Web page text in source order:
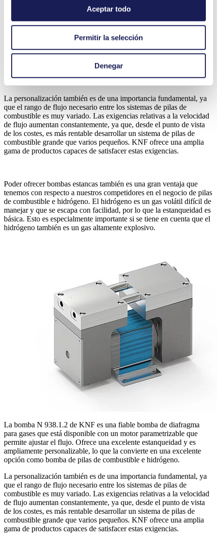
Aceptar todo
Permitir la selección
Denegar
La velocidad de flujo variable es fundamental en el caso de las
bombas de gas utilizadas en estas aplicaciones, ya que los sistemas
de pilas de combustible requieren un flujo preciso de gas natural
hidrógeno a la pila. Las bombas de los sistemas de pilas de
combustible tienen que tener al principio una velocidad de flujo
menor que debe aumentar una vez que el sistema funciona a plena
potencia, por lo que el control del flujo es esencial.
La personalización también es de una importancia fundamental, ya
que el rango de flujo necesario entre los sistemas de pilas de
combustible es muy variado. Las exigencias relativas a la velocidad
de flujo aumentan constantemente, ya que, desde el punto de vista
de los costes, es más rentable desarrollar un sistema de pilas de
combustible grande que varios pequeños. KNF ofrece una amplia
gama de productos capaces de satisfacer estas exigencias.
Poder ofrecer bombas estancas también es una gran ventaja que
tenemos con respecto a nuestros competidores en el negocio de pilas
de combustible e hidrógeno. El hidrógeno es un gas volátil difícil de
manejar y que se escapa con facilidad, por lo que la estanqueidad es
básica. Esto es especialmente importante si se tiene en cuenta que el
hidrógeno también es un gas altamente explosivo.
La bomba N 938.1.2 de KNF es una fiable bomba de diafragma
para gases que está disponible con un motor parametrizable que
permite ajustar el flujo. Ofrece una excelente estanqueidad y es
ampliamente personalizable, lo que la convierte en una excelente
opción como bomba de pilas de combustible e hidrógeno.
La personalización también es de una importancia fundamental, ya
que el rango de flujo necesario entre los sistemas de pilas de
combustible es muy variado. Las exigencias relativas a la velocidad
de flujo aumentan constantemente, ya que, desde el punto de vista
de los costes, es más rentable desarrollar un sistema de pilas de
combustible grande que varios pequeños. KNF ofrece una amplia
gama de productos capaces de satisfacer estas exigencias.